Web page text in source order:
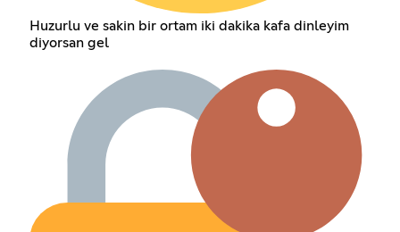
Huzurlu ve sakin bir ortam iki dakika kafa dinleyim
diyorsan gel